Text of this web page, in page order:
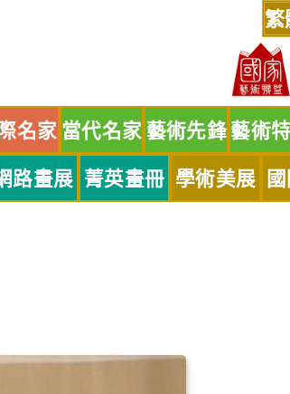
繁
名家 當代名家 藝術先鋒藝術
路畫展 菁英畫冊 學術美展